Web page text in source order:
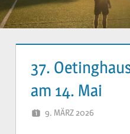
37.
am 14. Mai
9. MÄRZ 2026